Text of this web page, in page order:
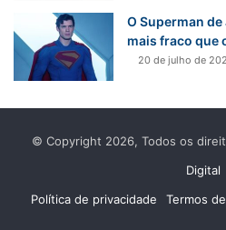
O Superman
mais fraco que
20 de julho de
© Copyright 2026, Todos os
Digital
Política de privacidade
Termos